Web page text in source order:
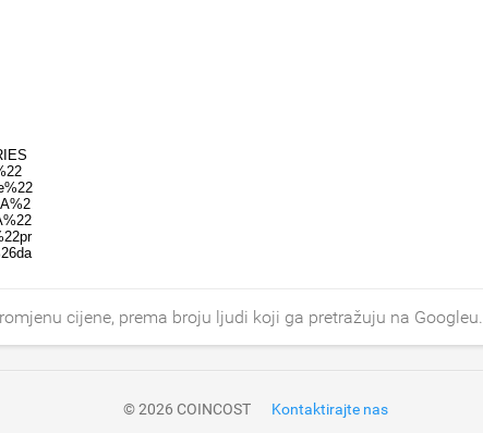
cijene, prema broju ljudi koji ga pretražuju na Googleu.
© 2026 COINCOST Kontaktirajte nas